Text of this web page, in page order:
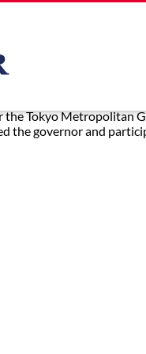
the Tokyo Metropolitan
the governor and